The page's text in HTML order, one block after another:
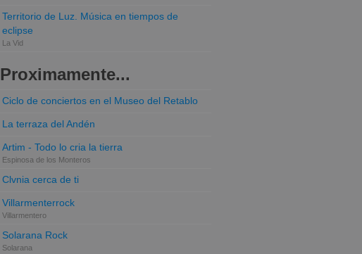
Territorio de Luz. Música en tiempos de
eclipse
La Vid
Proximamente...
Ciclo de conciertos en el Museo del Retablo
La terraza del Andén
Artim - Todo lo cria la tierra
Espinosa de los Monteros
Clvnia cerca de ti
Villarmenterrock
Villarmentero
Solarana Rock
Solarana